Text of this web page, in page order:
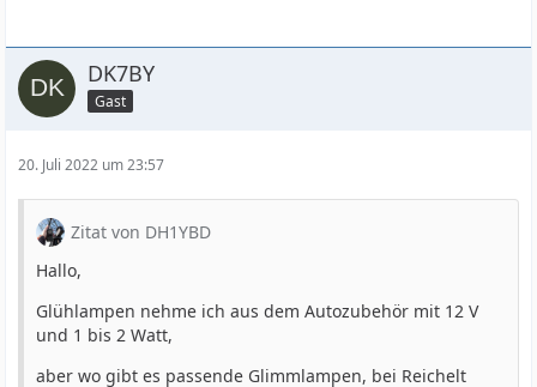
DK7BY
Gast
20. Juli 2022 um 23:57
Zitat von DH1YBD
Hallo,
Glühlampen nehme ich aus dem Autozubehör mit 12 V
und 1 bis 2 Watt,
aber wo gibt es passende Glimmlampen, bei Reichelt